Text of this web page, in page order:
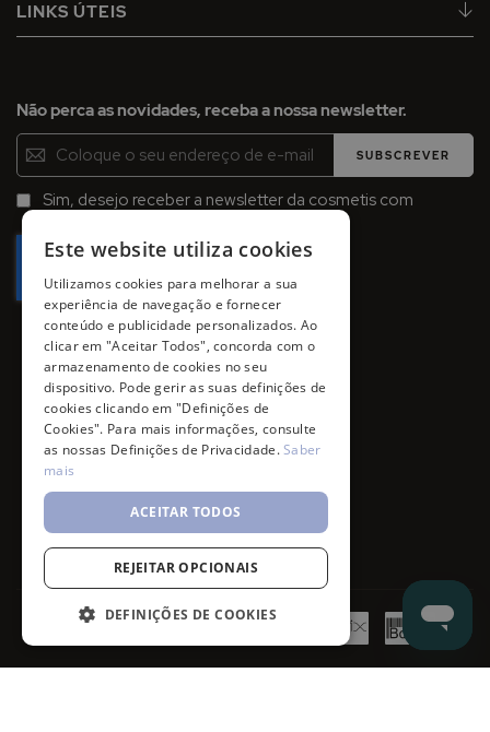
LINKS ÚTEIS
Não perca as novidades, receba a nossa newsletter.
Inscreva-
se
na
Newsletter:
SUBSCREVER
Sim, desejo receber a newsletter da cosmetis com
Este website utiliza cookies
Utilizamos cookies para melhorar a sua
experiência de navegação e fornecer
conteúdo e publicidade personalizados. Ao
clicar em "Aceitar Todos", concorda com o
armazenamento de cookies no seu
dispositivo. Pode gerir as suas definições de
cookies clicando em "Definições de
Cookies". Para mais informações, consulte
as nossas Definições de Privacidade.Saber
mais
ACEITAR TODOS
REJEITAR OPCIONAIS
DEFINIÇÕES DE COOKIES